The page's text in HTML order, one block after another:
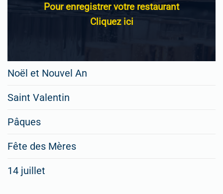
Pour enregistrer votre restaurant
Cliquez ici
Noël et Nouvel An
Saint Valentin
Pâques
Fête des Mères
14 juillet